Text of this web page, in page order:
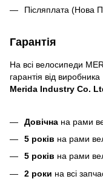
Післяплата (Нова
Гарантія
На всі велосипеди
гарантія від виробника
Merida Industry Co.
Довічна на рами
5 років на рами
5 років на рами
2 роки на всі